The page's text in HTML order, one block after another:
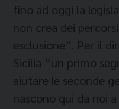
fino ad oggi la
non crea dei
esclusione”. Per il
Sicilia “un primo
aiutare le seconde
nascono qui da noi